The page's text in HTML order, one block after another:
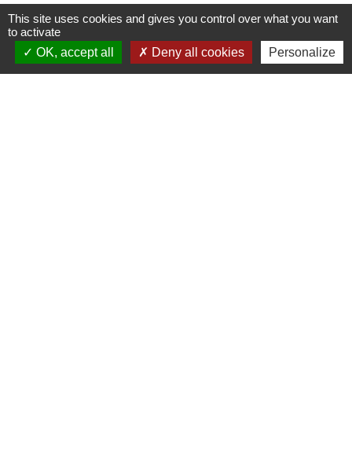
This site uses cookies and gives you control over what you want
to activate
OK, accept all
Deny all cookies Personalize